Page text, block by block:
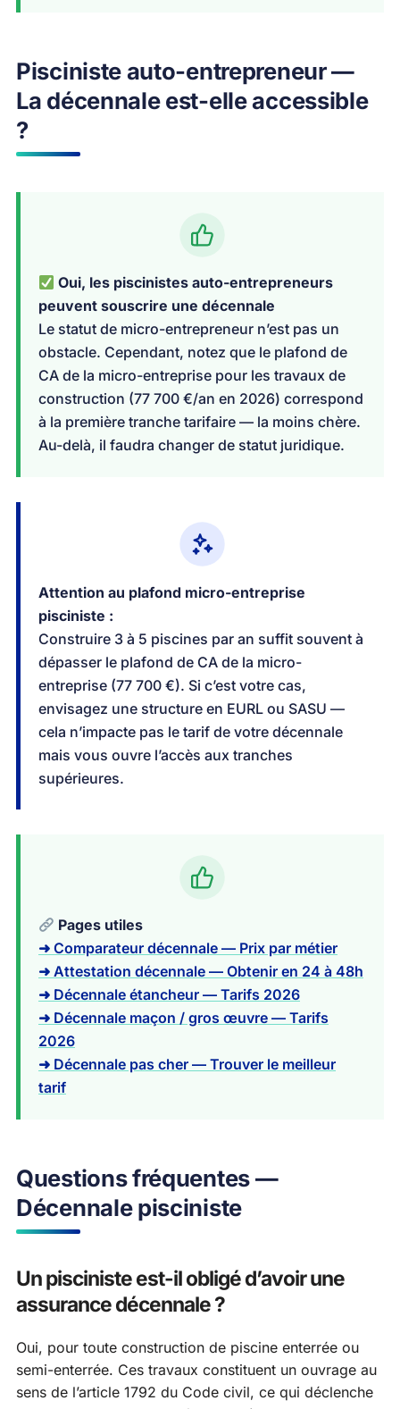
Pisciniste auto-entrepreneur —
La décennale est-elle accessible
?
Oui, les piscinistes auto-entrepreneurs
peuvent souscrire une décennale
Le statut de micro-entrepreneur n’est pas un
obstacle. Cependant, notez que le plafond de
CA de la micro-entreprise pour les travaux de
construction (77 700 €/an en 2026) correspond
à la première tranche tarifaire — la moins chère.
Au-delà, il faudra changer de statut juridique.
Attention au plafond micro-entreprise
pisciniste :
Construire 3 à 5 piscines par an suffit souvent à
dépasser le plafond de CA de la micro-
entreprise (77 700 €). Si c’est votre cas,
envisagez une structure en EURL ou SASU —
cela n’impacte pas le tarif de votre décennale
mais vous ouvre l’accès aux tranches
supérieures.
Pages utiles
➜ Comparateur décennale — Prix par métier
➜ Attestation décennale — Obtenir en 24 à 48h
➜ Décennale étancheur — Tarifs 2026
➜ Décennale maçon / gros œuvre — Tarifs
2026
➜ Décennale pas cher — Trouver le meilleur
tarif
Questions fréquentes —
Décennale pisciniste
Un pisciniste est-il obligé d’avoir une
assurance décennale ?
Oui, pour toute construction de piscine enterrée ou
semi-enterrée. Ces travaux constituent un ouvrage au
sens de l’article 1792 du Code civil, ce qui déclenche